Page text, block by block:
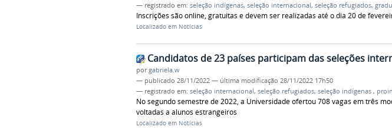
— registrado em: seleção indígenas, seleção internacional, seleção refugiados,
Inscrições são online, gratuitas e devem ser realizadas até o dia 20 de
Localizado em Notícias
Candidatos de 23 países participam das seleções
porgabriela.w
— publicado 28/11/2022 — última modificação 28/11/2022 17h50
— registrado em: seleção internacional, seleção refugiados, seleção indígenas ,
No segundo semestre de 2022, a Universidade ofertou 708 vagas em três
voltadas a alunos estrangeiros
Localizado em Notícias